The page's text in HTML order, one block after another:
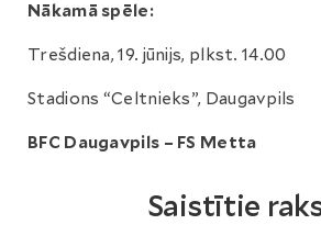
Nākamā spēle:
Trešdiena, 19. jūnijs, plkst. 14.00
Stadions “Celtnieks”, Daugavpils
BFC Daugavpils – FS Metta
Saistītie